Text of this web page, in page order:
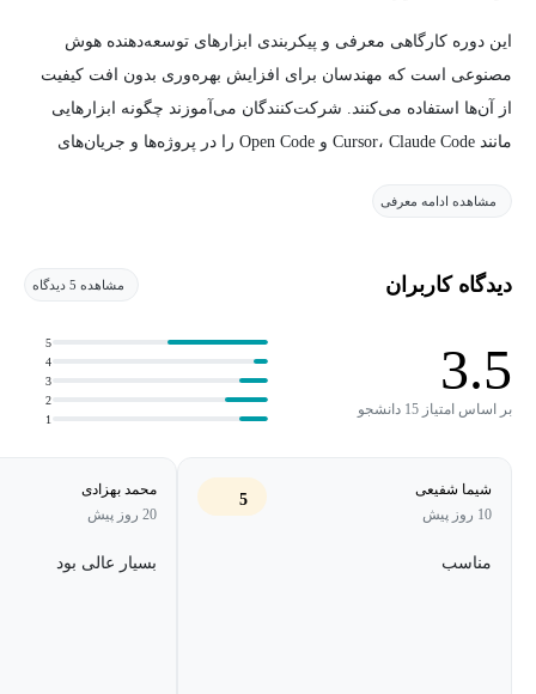
این دوره کارگاهی معرفی و پیکربندی ابزارهای توسعه‌دهنده هوش
مصنوعی است که مهندسان برای افزایش بهره‌وری بدون افت کیفیت
از آن‌ها استفاده می‌کنند. شرکت‌کنندگان می‌آموزند چگونه ابزارهایی
مانند Cursor، Claude Code و Open Code را در پروژه‌ها و جریان‌های
و قابلیت بازتولید آشنا می‌شوند. همچنین راهنمایی عملی برای گام‌های
مشاهده ادامه معرفی
دیدگاه کاربران مشاهده 5 دیدگاه
3.5
بر اساس امتیاز 15 دانشجو
1
2
3
4
5
شیما شفیعی
10 روز پیش
5
مناسب
محمد بهزادی
20 روز پیش
بسیار عالی بود